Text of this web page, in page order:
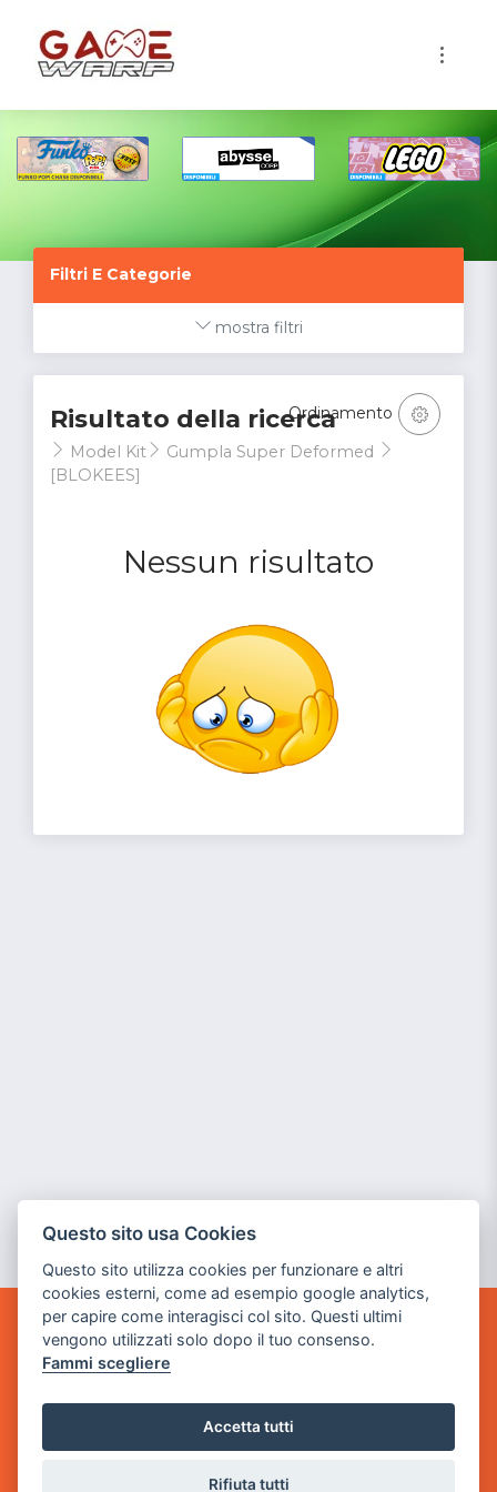
Filtri E Categorie
mostra filtri
Risultato della ricerca
Model Kit
Gumpla Super Deformed
[BLOKEES]
Nessun risultato
Ordinamento
GAME WARP
BY POWER GAME SRL
Sede Legale
via Villaggio dei Platani, 3
- 25014 Castenedolo, Brescia
Questo sito usa Cookies
Questo sito utilizza cookies per funzionare e altri
cookies esterni, come ad esempio google analytics,
per capire come interagisci col sito. Questi ultimi
vengono utilizzati solo dopo il tuo consenso.
Fammi scegliere
Accetta tutti
Rifiuta tutti